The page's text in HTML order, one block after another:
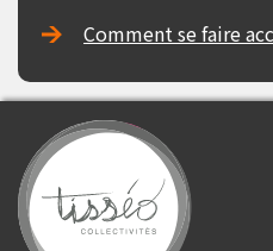
Comment se faire